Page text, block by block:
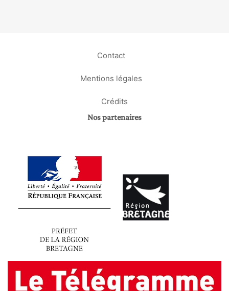
Contact
Mentions légales
Crédits
Nos partenaires